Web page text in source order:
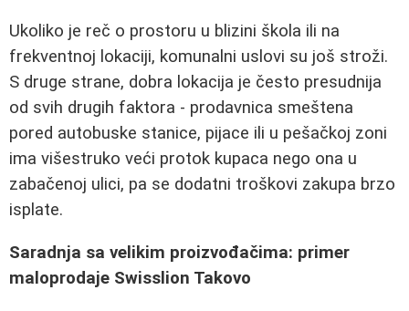
Ukoliko je reč o prostoru u blizini škola ili na
frekventnoj lokaciji, komunalni uslovi su još stroži.
S druge strane, dobra lokacija je često presudnija
od svih drugih faktora - prodavnica smeštena
pored autobuske stanice, pijace ili u pešačkoj zoni
ima višestruko veći protok kupaca nego ona u
zabačenoj ulici, pa se dodatni troškovi zakupa brzo
isplate.
Saradnja sa velikim proizvođačima: primer
maloprodaje Swisslion Takovo